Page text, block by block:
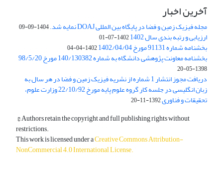
آخرین اخبار
مجله فیزیک زمین و فضا در پایگاه بین المللی DOAJ نمایه شد. 1404-09-09
ارزیابی و رتبه بندی سال 1402 1402-07-01
بخشنامه شماره 91131 مورخ 1402/04/04 1402-04-04
بخشنامه معاونت پژوهشی دانشگاه به شماره 140/130382 مورخ 98/5/20
1398-05-20
دریافت مجوز انتشار 1 شماره از نشریه فیزیک زمین و فضا در هر سال به
زبان انگلیسی در جلسه کار گروه علوم پایه مورخ 22/10/92 وزارت علوم،
تحقیقات و فناوری1392-11-20
© Authors retain the copyright and full publishing rights without
restrictions.
This work is licensed under aCreative Commons Attribution-
NonCommercial 4.0 International License.